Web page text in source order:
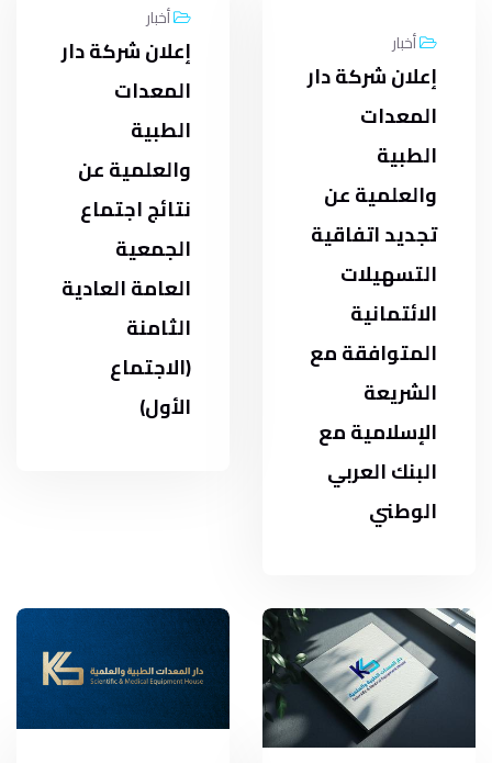
أخبار
إعلان شركة دار
المعدات
الطبية
والعلمية عن
تجديد اتفاقية
التسهيلات
الائتمانية
المتوافقة مع
الشريعة
الإسلامية مع
البنك العربي
الوطني
أخبار
إعلان شركة دار
المعدات
الطبية
والعلمية عن
نتائج اجتماع
الجمعية
العامة العادية
الثامنة
(الاجتماع
الأول)